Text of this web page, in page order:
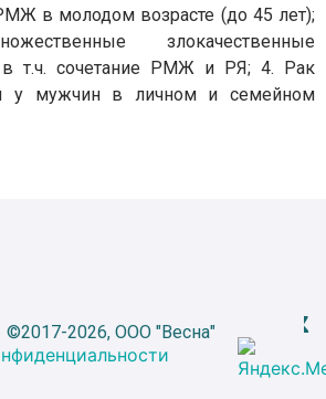
в молодом возрасте (до 45 лет);
злокачественные
в т.ч. сочетание РМЖ и РЯ; 4. Рак
у мужчин в личном и семейном
©2017-2026, ООО "Весна"